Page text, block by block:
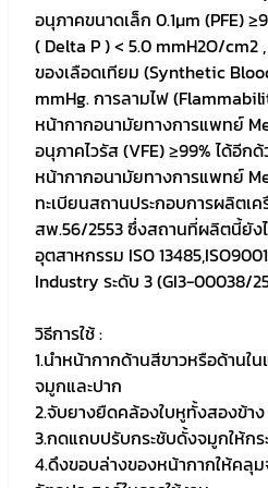
อนุภาคขนาดเล็ก 0.1μm (PFE)
( Delta P ) < 5.0 mmH2O/
ของเลือดเทียม (Synthetic
mmHg. การลามไฟ
หน้ากากอนามัยทางการแพทย์
อนุภาคไวรัส (VFE) ≥99% ได้อีก
หน้ากากอนามัยทางการแพทย์
ทะเบียนสถานประกอบการผลิตเ
สพ.56/2553 ซึ่งสถานที่ผลิตนี้ยัง
อุตสาหกรรม ISO
Industry ระดับ 3 (GI3-00038/
วิธีการใช้ :
1.นำหน้ากากด้านสีขาวหรือด้านใ
จมูกและปาก
2.จับยางยืดคล้องใบหูทั้งสองข้าง
3.กดแถบปรับกระชับดั้งจมูกให้ก
4.ดึงขอบล่างของหน้ากากให้คลุ